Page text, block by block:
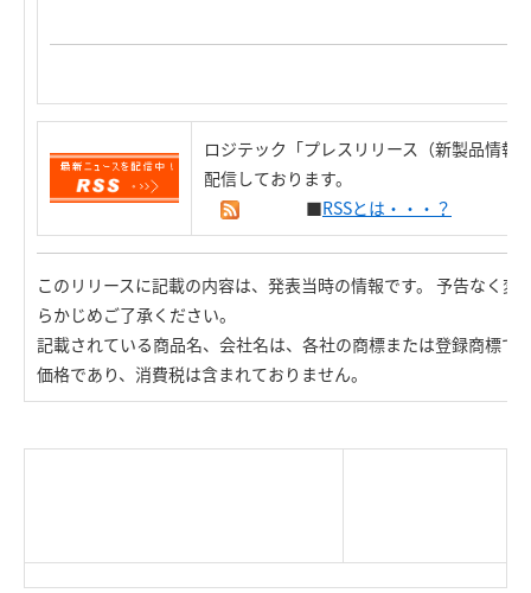
ロジテック「プレスリリース（新製品情報
配信しております。
■RSSとは・・・？
このリリースに記載の内容は、発表当時の情報です。 予告なく変
らかじめご了承ください。
記載されている商品名、会社名は、各社の商標または登録商標で
価格であり、消費税は含まれておりません。